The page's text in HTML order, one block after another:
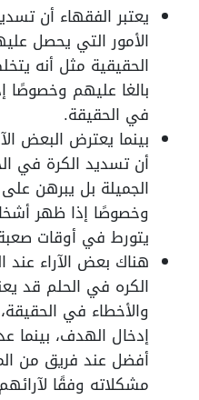
يعتبر الفقهاء أن
الأمور التي يحصل
الحقيقية مثل أنه
بالغا عليهم
في الحقيقة.
بينما يعترض البعض
أن تسديد الكرة في
الجميلة بل يبرهن
وخصوصًا إذا ظهر
يتورط في أوقات
هناك بعض الآراء عند
الكره في الحلم قد
والأخطاء في
إدخال الهدف،
أفضل عند فريق من
مشكلاته وفقًا